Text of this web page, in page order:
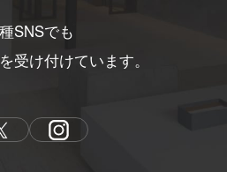
SNSでも
受け付けています。